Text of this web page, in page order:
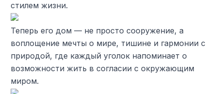
стилем жизни.
Теперь его дом — не просто сооружение, а
воплощение мечты о мире, тишине и гармонии с
природой, где каждый уголок напоминает о
возможности жить в согласии с окружающим
миром.